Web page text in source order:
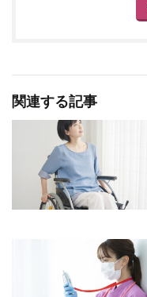
関連する記事